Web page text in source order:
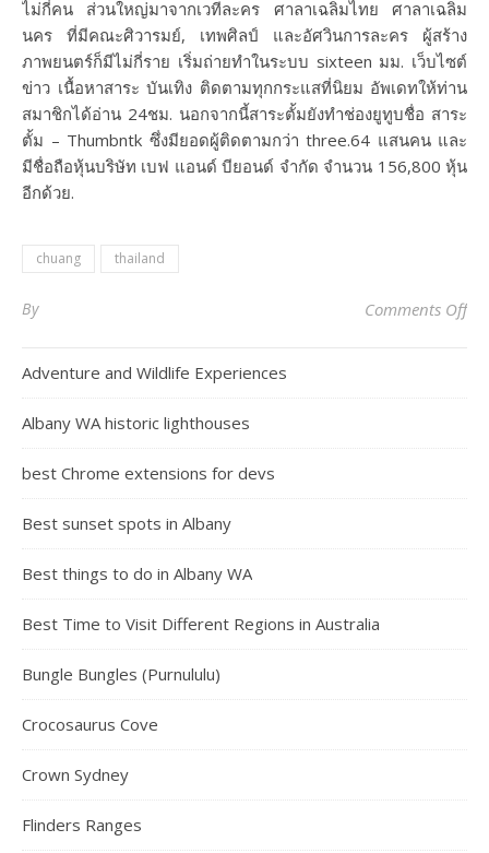
ไม่กี่คน ส่วนใหญ่มาจากเวทีละคร ศาลาเฉลิมไทย ศาลาเฉลิม
นคร ที่มีคณะศิวารมย์, เทพศิลป์ และอัศวินการละคร ผู้สร้าง
ภาพยนตร์ก็มีไม่กี่ราย เริ่มถ่ายทำในระบบ sixteen มม. เว็บไซต์
ข่าว เนื้อหาสาระ บันเทิง ติดตามทุกกระแสที่นิยม อัพเดทให้ท่าน
สมาชิกได้อ่าน 24ชม. นอกจากนี้สาระตั้มยังทำช่องยูทูบชื่อ สาระ
ตั้ม – Thumbntk ซึ่งมียอดผู้ติดตามกว่า three.64 แสนคน และ
มีชื่อถือหุ้นบริษัท เบฟ แอนด์ บียอนด์ จำกัด จำนวน 156,800 หุ้น
อีกด้วย.
chuang thailand
By Comments Offon
Adventure and Wildlife Experiences
Albany WA historic lighthouses
best Chrome extensions for devs
Best sunset spots in Albany
Best things to do in Albany WA
Best Time to Visit Different Regions in Australia
Bungle Bungles (Purnululu)
Crocosaurus Cove
Crown Sydney
Flinders Ranges